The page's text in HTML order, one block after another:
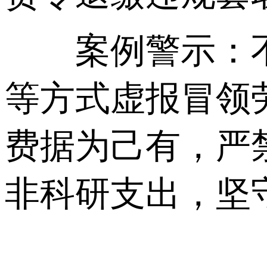
案例警示：不
等方式虚报冒领
费据为己有，严
非科研支出，坚